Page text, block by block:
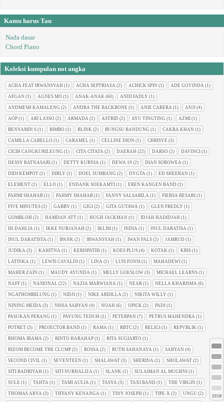
Kamu harus Tau
Nada dasar
Chord Piano
Koleksi kumpulan not angka
ACHA FEAT IRWANSYAH (1) ACHA SEPTRIASA (2) ACHICK SPIN (1) ADE GOVINDA (1)
AFGAN (1) AGNES MO (1) ANAK-ANAK (60) ANDI FADLY (1)
ANDMESH KAMALENG (2) ANDRA THE BACKBONE (1) ANIE CARERA (1) ANJI (4)
AOP (1) ARI LASSO (2) ARMADA (2) ASTRID (2) AYU TINGTING (1) AZMI (1)
BENYAMIN S (1) BIMBO (1) BLINK (2) BUNGSU BANDUNG (1) CAKRA KHAN (1)
CAMILLA CABELLO (1) CARAMEL (1) CELLINE DION (1) CHRISYE (3)
CICIH CANGKURILEUNG (1) CITA CITATA (2) DAERAH (22) DARSO (2) DAVINCI (1)
DESSY RATNASARI (1) DETTY KURNIA (1) DEWA 19 (2) DIAN SOROWEA (1)
DIDI KEMPOT (1) DIRLY (1) DOEL SUMBANG (2) DYGTA (1) ED SHEERAN (1)
ELEMENT (1) ELLO (1) ENDANK SOEKAMTI (1) EREN KANGEN BAND (1)
FAHMI SHAHAB (1) FAHMY SHAHAB (1) FANNY SALSABILA (1) FIERSA BESARI (1)
FIVE MINUTES (2) GABBY (1) GIGI (2) GITA GUTAWA (1) GLEN FREDLY (1)
GOMBLOH (2) HAMDAN ATT (1) HUGH JACKMAN (1) IDJAH HADIDJAH (1)
IIS DAHLIA (1) IKKE NURJANAH (2) IKLIM (1) INDIA (1) INUL DARATISA (1)
INUL DARATISTA (1) IPANK (2) IRWANSYAH (1) IWAN FALS (2) JAMRUD (1)
JUDIKA (3) KAHITNA (1) KERISPATIH (1) KOES PLUS (4) KOTAK (1) KRIS (1)
LATINKA (1) LEWIS CAVALDI (1) LINA (1) LUIS FONSI (1) MAHADEWI (1)
MAHER ZAIN (1) MAUDY AYUNDA (1) MELLY GOESLOW (3) MICHAEL LEARNS (1)
NAFF (1) NASIONAL (22) NAZIA MARWIANA (1) NEAR (1) NELLA KHARISMA (6)
NGATHOMBILUNG (1) NIDJI (1) NIKE ARDILLA (2) NIKITA WILLY (1)
NINING MEIDA (3) NISSA SABYAN (4) NOAH (6) OPICK (2) PADI (1)
PASUKAN PERANG (1) PAYUNG TEDUH (1) PETERPAN (7) PETRUS MAHENDRA (1)
POTRET (3) PROJECTOR BAND (1) RAMA (1) RBTC (2) RELIGI (1) REPVBLIK (1)
RHOMA IRAMA (2) RINTO HARAHAP (1) RITA SUGIARTO (1)
RIZOM BECOME THE CLUMP (2) ROSSA (2) RUTH SAHANAYA (1) SABYAN (4)
SECOND CIVIL (1) SEVENTEEN (1) SHALAWAT (3) SHERINA (1) SHOLAWAT (2)
SITI BADRIYAH (1) SITI NURHALIZA (1) SLANK (1) SULAIMAN AL MUGHNI (1)
SULE (1) TAHTA (1) TAMI AULIA (1) TASYA (3) TAXI BAND (1) THE VIRGIN (1)
THOMAS ARYA (3) TIFFANY KENANGA (1) TINY JOSEPH (1) TIPE-X (2) UNGU (2)
STOP